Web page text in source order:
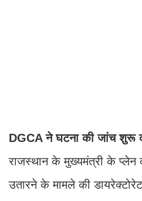
DGCA ने घटना की जांच शुरू
राजस्थान के मुख्यमंत्री के प्लेन
उतारने के मामले की